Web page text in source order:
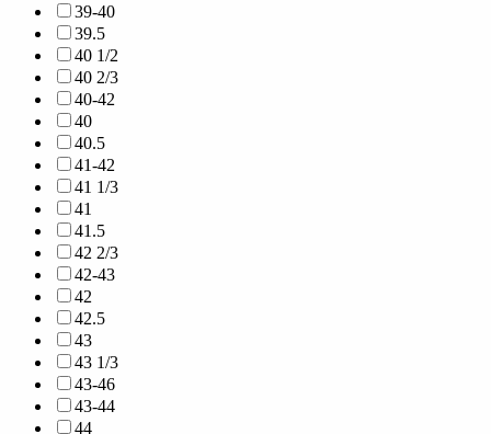
39-40
39.5
40 1/2
40 2/3
40-42
40
40.5
41-42
41 1/3
41
41.5
42 2/3
42-43
42
42.5
43
43 1/3
43-46
43-44
44